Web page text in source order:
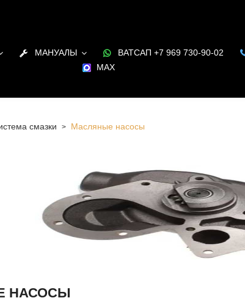
МАНУАЛЫ ВАТСАП +7 969 730-90-02
MAX
смазки Масляные насосы
Масляные насосы для двигателя
НАСОСЫ